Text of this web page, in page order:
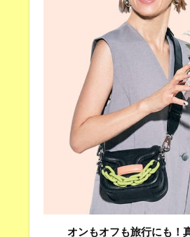
オンもオフも旅行にも！